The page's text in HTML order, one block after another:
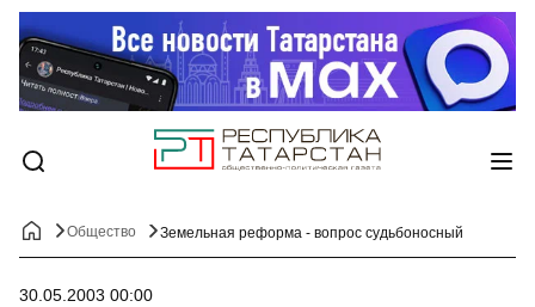
Общество Земельная реформа - вопрос судьбоносный
30.05.2003 00:00